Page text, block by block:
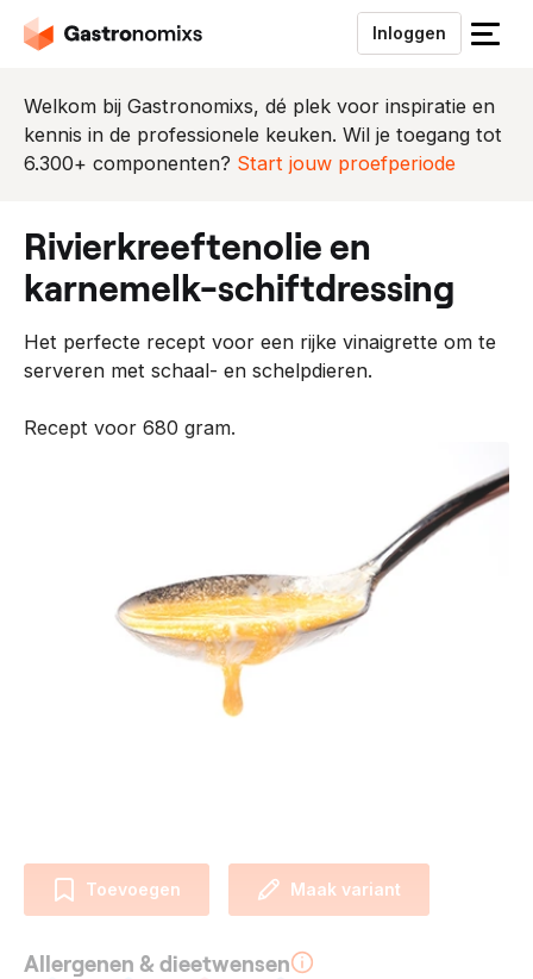
Inloggen
S
u
i
Welkom bij Gastronomixs, dé plek voor inspiratie en
kennis in de professionele keuken. Wil je toegang tot
6.300+ componenten? Start jouw proefperiode
rivierkreeftenolie en
karnemelk-schiftdressing
Het perfecte recept voor een rijke vinaigrette om te
serveren met schaal- en schelpdieren.
Recept voor 680 gram.
Toevoegen Maak variant
Allergenen & dieetwensen